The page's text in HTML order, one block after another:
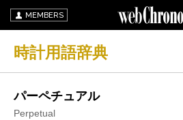
MEMBERS
時計用語辞典
パーペチュアル
Perpetual